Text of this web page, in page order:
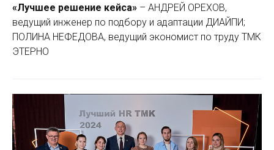
«Лучшее решение кейса» – АНДРЕЙ ОРЕХОВ,
ведущий инженер по подбору и адаптации ДИАЙПИ;
ПОЛИНА НЕФЕДОВА, ведущий экономист по труду ТМК
ЭТЕРНО